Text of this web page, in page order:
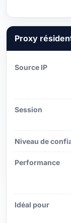
Proxy
Source IP
Session
Niveau de
Performance
Idéal pour